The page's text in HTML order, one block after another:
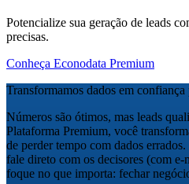
Potencialize sua geração de leads
precisas.
Conheça Econodata Premium
Transformamos dados em
Números são ótimos, mas leads
Plataforma Premium, você
de perder tempo com dados
fale direto com os decisores (com
foque no que importa: fechar